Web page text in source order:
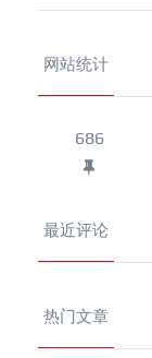
网站统计
686
最近评论
热门文章